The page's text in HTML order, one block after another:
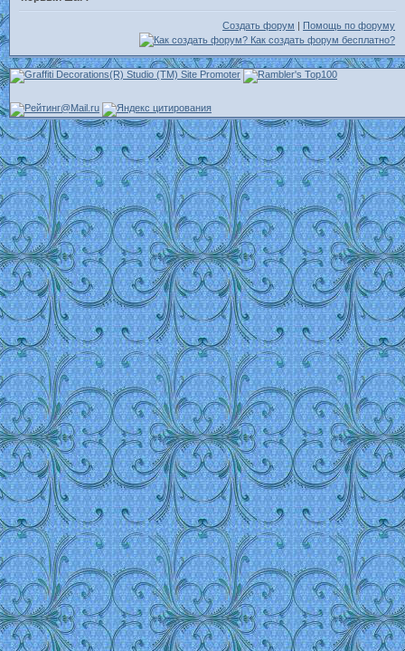
Создать форум | Помощь по форуму